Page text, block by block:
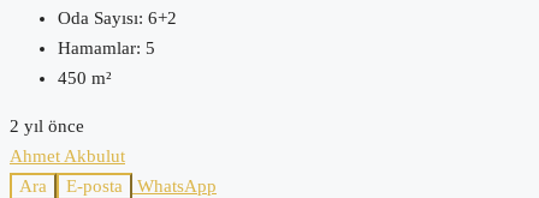
Oda Sayısı: 6+2
Hamamlar: 5
450 m²
2 yıl önce
Ahmet Akbulut
Ara
E-posta WhatsApp